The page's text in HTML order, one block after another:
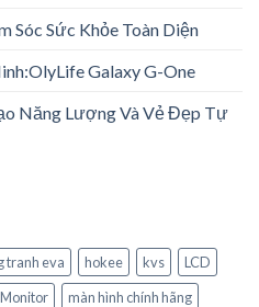
Sóc Sức Khỏe Toàn Diện
Galaxy G-One
Năng Lượng Và Vẻ Đẹp Tự
tranh eva hokee kvs
LCD
Monitor
màn hình chính hãng